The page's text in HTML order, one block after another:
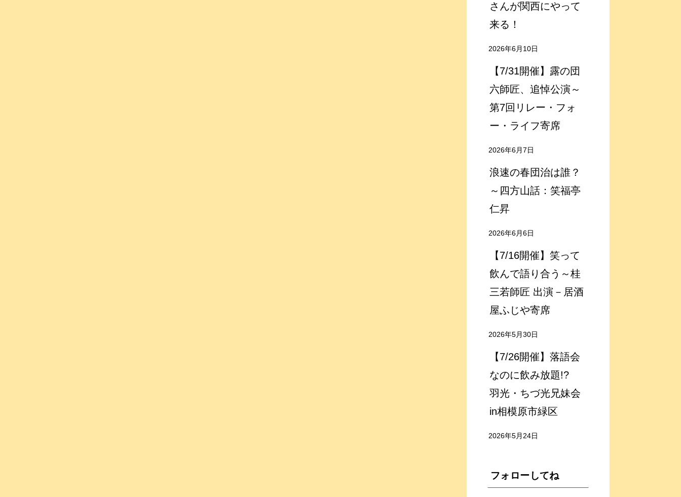
さんが関西にやって
来る！
2026年6月10日
【7/31開催】露の団
六師匠、追悼公演～
第7回リレー・フォ
ー・ライフ寄席
2026年6月7日
浪速の春団治は誰？
～四方山話：笑福亭
仁昇
2026年6月6日
【7/16開催】笑って
飲んで語り合う～桂
三若師匠 出演－居酒
屋ふじや寄席
2026年5月30日
【7/26開催】落語会
なのに飲み放題!?
羽光・ちづ光兄妹会
in相模原市緑区
2026年5月24日
フォローしてね